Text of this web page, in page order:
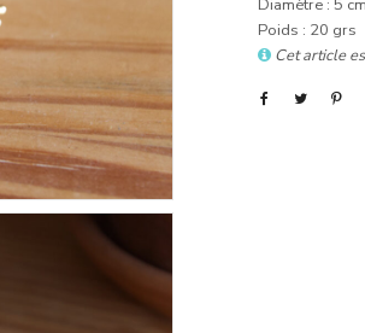
Diamètre : 5 cm
Poids : 20 grs
Cet article